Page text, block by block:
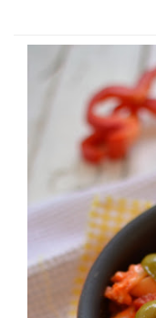
padellacuocere il
meglio se con il
passato il tempo
Asparagi, le Olive
grattugiata di Gran
Lasagnettein
dare minor cottura
Spadellare per
grattugiata o
Gran Mugello